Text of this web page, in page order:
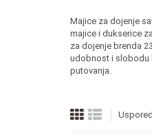
Majice za dojenje
majice i dukserice
za dojenje brenda
udobnost i slobodu
putovanja.